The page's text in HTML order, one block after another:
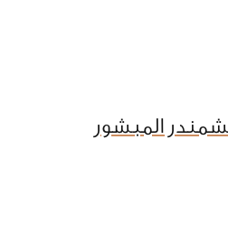
المبشور